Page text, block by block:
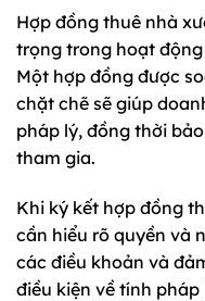
Hợp đồng thuê nhà
trọng trong hoạt
Một hợp đồng được
chặt chẽ sẽ giúp
pháp lý, đồng thời
tham gia.
Khi ký kết hợp đồng
cần hiểu rõ quyền và
các điều khoản và
điều kiện về tính